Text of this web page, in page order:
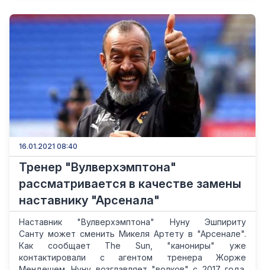
16.01.2021 08:40
Тренер "Вулверхэмптона"
рассматривается в качестве замены
наставнику "Арсенала"
Наставник "Вулверхэмптона" Нуну Эшпириту
Санту может сменить Микеля Артету в "Арсенале".
Как сообщает The Sun, "канониры" уже
контактировали с агентом тренера Жорже